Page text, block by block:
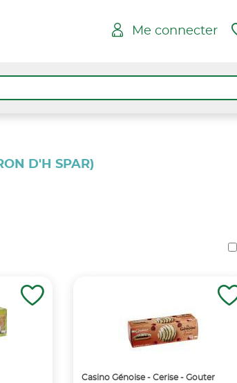
Me connecter
D'H SPAR)
Casino Génoise - Cerise - Gouter